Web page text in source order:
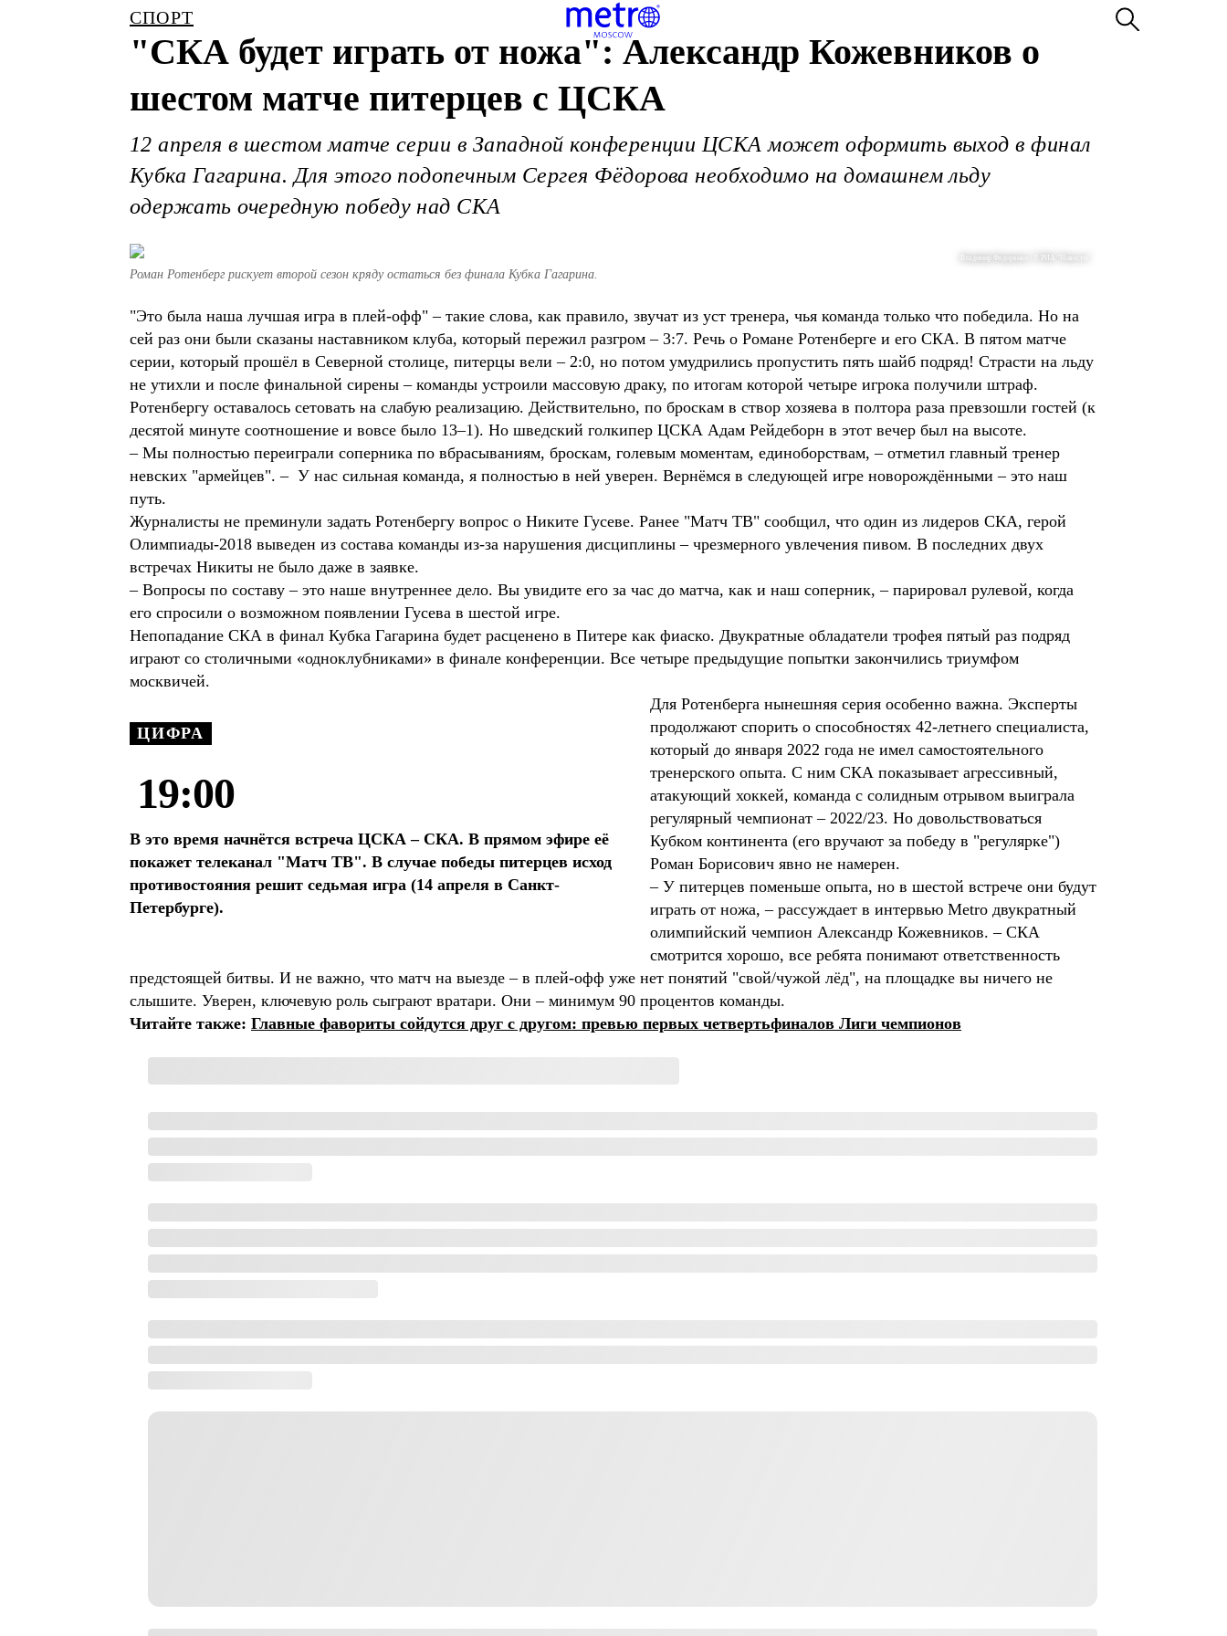
СПОРТ
"СКА будет играть от ножа": Александр Кожевников о
шестом матче питерцев с ЦСКА
12 апреля в шестом матче серии в Западной конференции ЦСКА может оформить выход в финал
Кубка Гагарина. Для этого подопечным Сергея Фёдорова необходимо на домашнем льду
одержать очередную победу над СКА
Владимир Федоренко / © РИА "Новости"
Роман Ротенберг рискует второй сезон кряду остаться без финала Кубка Гагарина.
"Это была наша лучшая игра в плей-офф" – такие слова, как правило, звучат из уст тренера, чья команда только что победила. Но на
сей раз они были сказаны наставником клуба, который пережил разгром – 3:7. Речь о Романе Ротенберге и его СКА. В пятом матче
серии, который прошёл в Северной столице, питерцы вели – 2:0, но потом умудрились пропустить пять шайб подряд! Страсти на льду
не утихли и после финальной сирены – команды устроили массовую драку, по итогам которой четыре игрока получили штраф.
Ротенбергу оставалось сетовать на слабую реализацию. Действительно, по броскам в створ хозяева в полтора раза превзошли гостей (к
десятой минуте соотношение и вовсе было 13–1). Но шведский голкипер ЦСКА Адам Рейдеборн в этот вечер был на высоте.
– Мы полностью переиграли соперника по вбрасываниям, броскам, голевым моментам, единоборствам, – отметил главный тренер
невских "армейцев". – У нас сильная команда, я полностью в ней уверен. Вернёмся в следующей игре новорождёнными – это наш
путь.
Журналисты не преминули задать Ротенбергу вопрос о Никите Гусеве. Ранее "Матч ТВ" сообщил, что один из лидеров СКА, герой
Олимпиады-2018 выведен из состава команды из-за нарушения дисциплины – чрезмерного увлечения пивом. В последних двух
встречах Никиты не было даже в заявке.
– Вопросы по составу – это наше внутреннее дело. Вы увидите его за час до матча, как и наш соперник, – парировал рулевой, когда
его спросили о возможном появлении Гусева в шестой игре.
Непопадание СКА в финал Кубка Гагарина будет расценено в Питере как фиаско. Двукратные обладатели трофея пятый раз подряд
играют со столичными «одноклубниками» в финале конференции. Все четыре предыдущие попытки закончились триумфом
москвичей.
ЦИФРА
19:00
В это время начнётся встреча ЦСКА – СКА. В прямом эфире её
покажет телеканал "Матч ТВ". В случае победы питерцев исход
противостояния решит седьмая игра (14 апреля в Санкт-
Петербурге).
Для Ротенберга нынешняя серия особенно важна. Эксперты
продолжают спорить о способностях 42-летнего специалиста,
который до января 2022 года не имел самостоятельного
тренерского опыта. С ним СКА показывает агрессивный,
атакующий хоккей, команда с солидным отрывом выиграла
регулярный чемпионат – 2022/23. Но довольствоваться
Кубком континента (его вручают за победу в "регулярке")
Роман Борисович явно не намерен.
– У питерцев поменьше опыта, но в шестой встрече они будут
играть от ножа, – рассуждает в интервью Metro двукратный
олимпийский чемпион Александр Кожевников. – СКА
смотрится хорошо, все ребята понимают ответственность
предстоящей битвы. И не важно, что матч на выезде – в плей-офф уже нет понятий "свой/чужой лёд", на площадке вы ничего не
слышите. Уверен, ключевую роль сыграют вратари. Они – минимум 90 процентов команды.
Читайте также: Главные фавориты сойдутся друг с другом: превью первых четвертьфиналов Лиги чемпионов